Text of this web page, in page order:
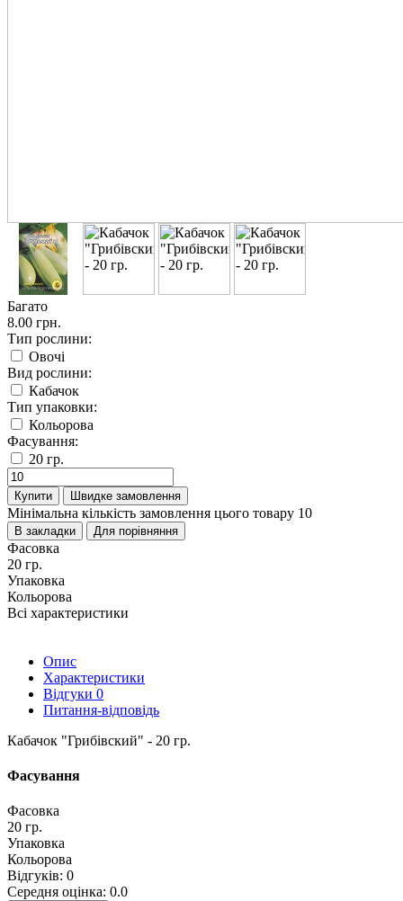
Багато
8.00 грн.
Тип рослини:
Овочі
Вид рослини:
Кабачок
Тип упаковки:
Кольорова
Фасування:
20 гр.
Купити Швидке замовлення
Мінімальна кількість замовлення цього товару 10
В закладки Для порівняння
Фасовка
20 гр.
Упаковка
Кольорова
Всі характеристики
Опис
Характеристики
Відгуки 0
Питання-відповідь
Кабачок "Грибівский" - 20 гр.
Фасування
Фасовка
20 гр.
Упаковка
Кольорова
Відгуків: 0
Середня оцінка: 0.0